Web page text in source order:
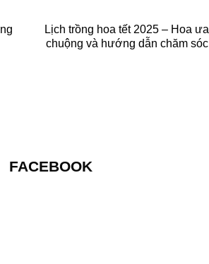
Lịch trồng hoa tết 2025 – Hoa ưa
chuộng và hướng dẫn chăm sóc
FACEBOOK